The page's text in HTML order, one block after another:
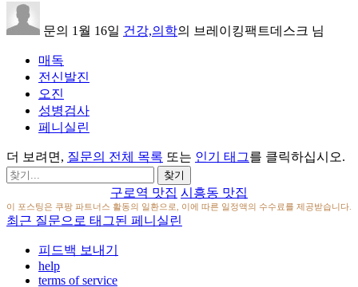
문의 1월 16일 건강,의학의 브레이킹팩트데스크 님
매독
전신발진
오진
성병검사
페니실린
더 보려면, 질문의 전체 목록 또는 인기 태그를 클릭하십시오.
구로역 맛집 시흥동 맛집
이 포스팅은 쿠팡 파트너스 활동의 일환으로, 이에 따른 일정액의 수수료를 제공받습니다.
최근 질문으로 태그된 페니실린
피드백 보내기
help
terms of service